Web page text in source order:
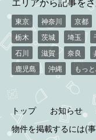
東京 神奈川 京都
栃木
茨城 埼玉
石川
滋賀 奈良
鹿児島
沖縄 もっ
トップ お知らせ
物件を掲載するには(